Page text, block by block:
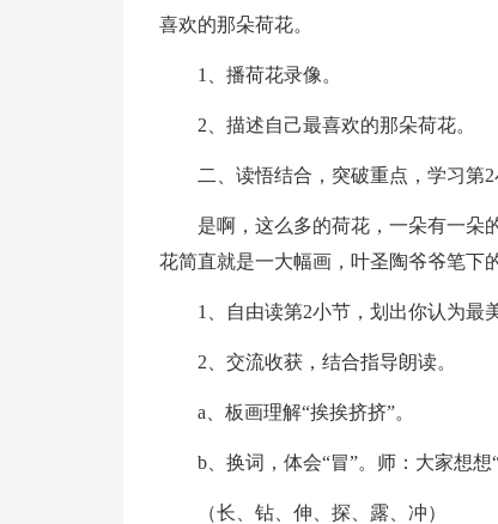
喜欢的那朵荷花。
1、播荷花录像。
2、描述自己最喜欢的那朵荷花。
二、读悟结合，突破重点，学习第2
是啊，这么多的荷花，一朵有一朵
花简直就是一大幅画，叶圣陶爷爷笔下
1、自由读第2小节，划出你认为最
2、交流收获，结合指导朗读。
a、板画理解“挨挨挤挤”。
b、换词，体会“冒”。师：大家想
（长、钻、伸、探、露、冲）